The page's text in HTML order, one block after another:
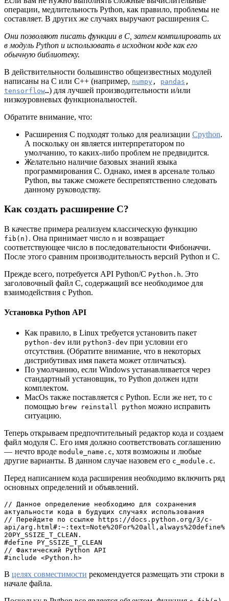
операции, медлительность Python, как правило, проблемы не
составляет. В других же случаях выручают расширения С.
Они позволяют писать функции в С, затем компилировать их
в модуль Python и использовать в исходном коде как его
обычную библиотеку.
В действительности большинство общеизвестных модулей
написаны на C или C++ (например, numpy , pandas ,
tensorflow…) для лучшей производительности и/или
низкоуровневых функциональностей.
Обратите внимание, что:
Расширения С подходят только для реализации Cpython.
А поскольку он является интерпретатором по
умолчанию, то каких-либо проблем не предвидится.
Желательно наличие базовых знаний языка
программирования С. Однако, имея в арсенале только
Python, вы также сможете беспрепятственно следовать
данному руководству.
Как создать расширение С?
В качестве примера реализуем классическую функцию
fib(n) . Она принимает число n и возвращает
соответствующее число в последовательности Фибоначчи.
После этого сравним производительность версий Python и С.
Прежде всего, потребуется API Python/C Python.h. Это
заголовочный файл С, содержащий все необходимое для
взаимодействия с Python.
Установка Python API
Как правило, в Linux требуется установить пакет
python-dev или python3-dev при условии его
отсутствия. (Обратите внимание, что в некоторых
дистрибутивах имя пакета может отличаться).
По умолчанию, если Windows устанавливается через
стандартный установщик, то Python должен идти
комплектом.
MacOs также поставляется с Python. Если же нет, то с
помощью brew reinstall python можно исправить
ситуацию.
Теперь открываем предпочтительный редактор кода и создаем
файл модуля С. Его имя должно соответствовать соглашению
— нечто вроде module_name.c, хотя возможны и любые
другие варианты. В данном случае назовем его c_module.c.
Перед написанием кода расширения необходимо включить ряд
основных определений и объявлений.
// Данное определение необходимо для сохранения
актуальности кода в будущих случаях использования
// Перейдите по ссылке https://docs.python.org/3/c-
api/arg.html#:~:text=Note%20For%20all,always%20define%
20PY_SSIZE_T_CLEAN.
#define PY_SSIZE_T_CLEAN
// Фактический Python API
#include <Python.h>
В целях совместимости рекомендуется размещать эти строки в
начале файла.